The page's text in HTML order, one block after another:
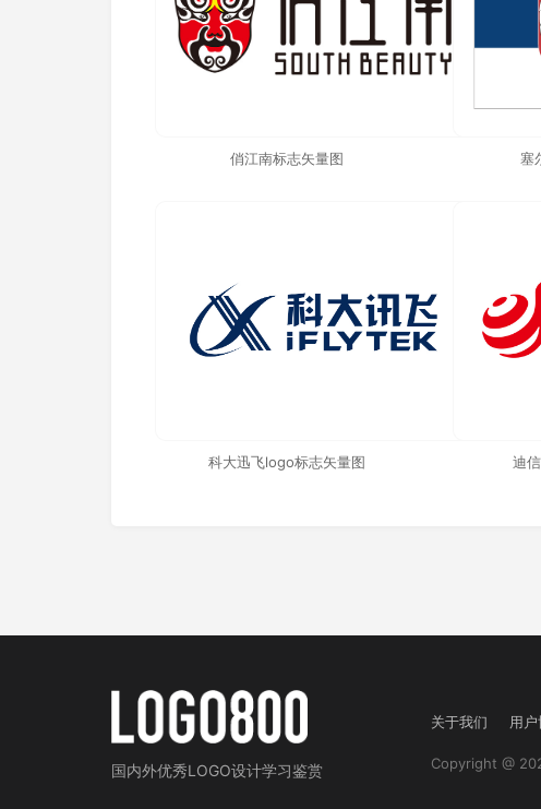
俏江南标志矢量图 塞
科大迅飞logo标志矢量图 迪
国内外优秀LOGO设计学习鉴赏
关于我们 用户
Copyright @